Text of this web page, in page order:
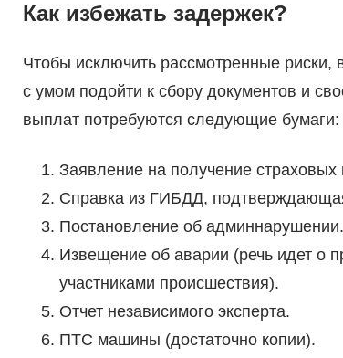
Как избежать задержек?
Чтобы исключить рассмотренные риски,
с умом подойти к сбору документов и
выплат потребуются следующие бумаги:
Заявление на получение страховых
Справка из ГИБДД,
Постановление об админнарушении.
Извещение об аварии (речь идет о
участниками происшествия).
Отчет независимого эксперта.
ПТС машины (достаточно копии).